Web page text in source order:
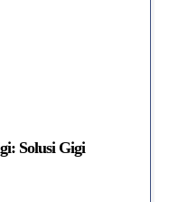
Solusi Gigi